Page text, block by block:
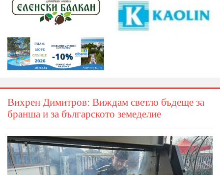
Вихрен Димитров: Виждам светло бъдеще за
бранша и за българското земеделие